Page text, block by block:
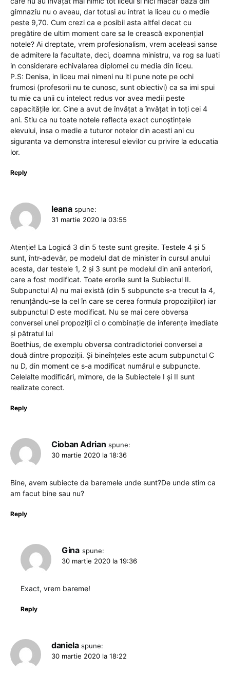
gimnaziu nu o aveau, dar totusi au intrat la liceu cu o medie
peste 9,70. Cum crezi ca e posibil asta altfel decat cu
pregătire de ultim moment care sa le crească exponențial
notele? Ai dreptate, vrem profesionalism, vrem aceleasi sanse
de admitere la facultate, deci, doamna ministru, va rog sa luati
in considerare echivalarea diplomei cu media din liceu.
P.S: Denisa, in liceu mai nimeni nu iti pune note pe ochi
frumosi (profesorii nu te cunosc, sunt obiectivi) ca sa imi spui
tu mie ca unii cu intelect redus vor avea medii peste
capacitățile lor. Cine a avut de învățat a învățat in toți cei 4
ani. Stiu ca nu toate notele reflecta exact cunoștințele
elevului, insa o medie a tuturor notelor din acesti ani cu
siguranta va demonstra interesul elevilor cu privire la educatia
lor.
Reply
leana spune:
31 martie 2020 la 03:55
Atenție! La Logică 3 din 5 teste sunt greșite. Testele 4 și 5
sunt, într-adevăr, pe modelul dat de minister în cursul anului
acesta, dar testele 1, 2 și 3 sunt pe modelul din anii anteriori,
care a fost modificat. Toate erorile sunt la Subiectul II.
Subpunctul A) nu mai există (din 5 subpuncte s-a trecut la 4,
renunțându-se la cel în care se cerea formula propozițiilor) iar
subpunctul D este modificat. Nu se mai cere obversa
conversei unei propoziții ci o combinație de inferențe imediate
și pătratul lui
Boethius, de exemplu obversa contradictoriei conversei a
două dintre propoziții. Și bineînțeles este acum subpunctul C
nu D, din moment ce s-a modificat numărul e subpuncte.
Celelalte modificări, mimore, de la Subiectele I și II sunt
realizate corect.
Reply
Cioban Adrian spune:
30 martie 2020 la 18:36
Bine, avem subiecte da baremele unde sunt?De unde stim ca
am facut bine sau nu?
Reply
Gina spune:
30 martie 2020 la 19:36
Exact, vrem bareme!
Reply
daniela spune:
30 martie 2020 la 18:22